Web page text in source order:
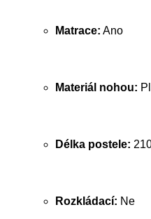
Matrace: Ano
Materiál nohou:
Délka postele:
Rozkládací: Ne